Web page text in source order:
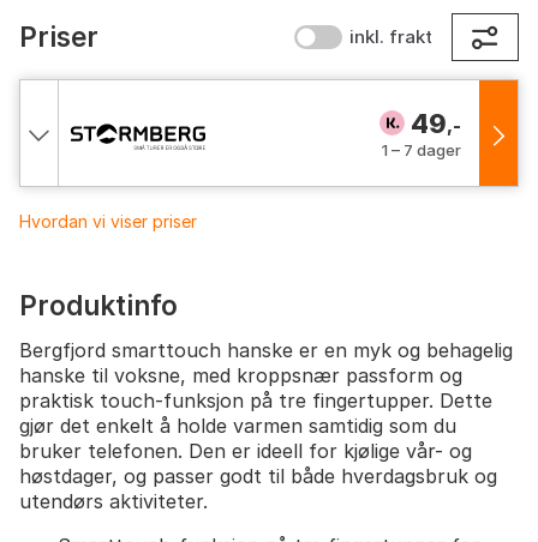
Priser inkl. frakt
49,-
1 – 7 dager
Hvordan vi viser priser
Produktinfo
Bergfjord smarttouch hanske er en myk og behagelig
hanske til voksne, med kroppsnær passform og
praktisk touch-funksjon på tre fingertupper. Dette
gjør det enkelt å holde varmen samtidig som du
bruker telefonen. Den er ideell for kjølige vår- og
høstdager, og passer godt til både hverdagsbruk og
utendørs aktiviteter.